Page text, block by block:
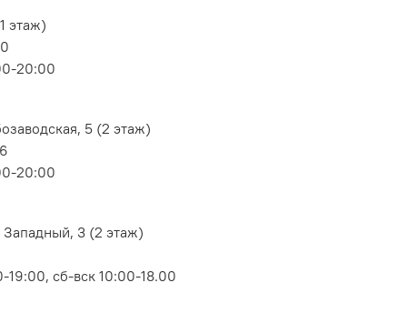
этаж)
20:00
5 (2 этаж)
20:00
3 (2 этаж)
сб-вск 10:00-18.00